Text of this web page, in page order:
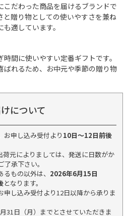
だわった商品を届けるブランドで
贈り物としての使いやすさを兼ね
適しています。
間に使いやすい定番ギフトです。
ばれるため、お中元や季節の贈り物
について
お申し込み受付より 10日～12日前後
元によりましては、発送に日数がか
承下さい。
もの以外は、 2026年6月15日
となります。
申し込み受付より12日以降から承りま
31日（月）までとさせていただきま